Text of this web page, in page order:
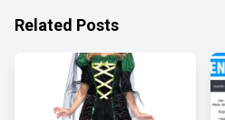
Related Posts